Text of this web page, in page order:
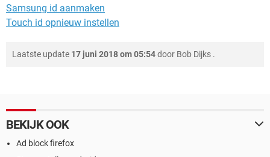
Samsung id aanmaken
Touch id opnieuw instellen
Laatste update 17 juni 2018 om 05:54door Bob Dijks .
BEKIJK OOK
Ad block firefox